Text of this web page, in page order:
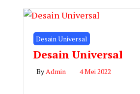
Desain Universal
Desain Universal
By Admin 4 Mei 2022